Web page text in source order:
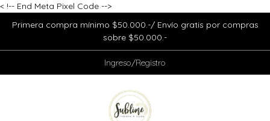
< !-- End Meta Pixel Code -->
Primera compra mínimo $50.000.-/ Envío gratis por compras
sobre $50.000.-
Ingreso/Registro